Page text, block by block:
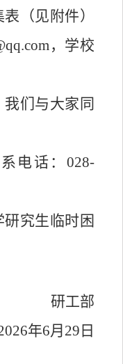
（见附件）
.com，学校
们与大家同
电话 ：028-
研究生临时困
研工部
年6月 29 日